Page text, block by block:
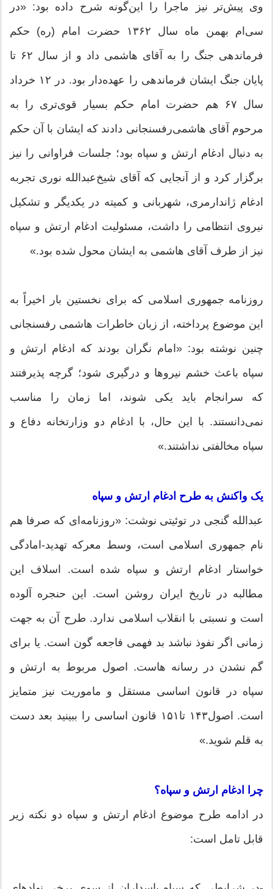
وی پیش‌تر نیز ماجرا را این‌گونه شرح داده بود: «در
سی‌ام بهمن ماه سال ۱۳۶۲ حضرت امام (ره) حکم
فرماندهی جنگ را به آقای هاشمی داد و از سال ۶۲ تا
پایان جنگ ایشان فرماندهی را عهده‌دار بود. در ۱۲ خرداد
سال ۶۷ هم حضرت امام حکم بسیار قوی‌تری را به
مرحوم آقای هاشمی‌رفسنجانی دادند که ایشان با آن حکم
به دنبال ادغام ارتش و سپاه بود؛ جلسات فراوانی را نیز
برگزار کرد و از آنجایی که آقای شیخ‌عبدالله نوری تجربه
ادغام ژاندارمری، شهربانی و کمیته در یکدیگر و تشکیل
نیروی انتظامی را داشت، مسئولیت ادغام ارتش و سپاه
نیز از طرف آقای هاشمی به ایشان محول شده بود.»
روزنامه جمهوری اسلامی که برای نخستین بار اخیراً به
این موضوع پرداخته، از زبان خاطرات هاشمی رفسنجانی
چنین نوشته بود: «امام نگران بودند که ادغام ارتش و
سپاه باعث خشم نیرو‌ها و درگیری شود؛ گرچه پذیرفتند
که سرانجام باید یکی شوند، اما زمان را مناسب
نمی‌دانستند. با این حال، با ادغام دو وزارتخانه دفاع و
سپاه مخالفتی نداشتند.»
یک واکنش به طرح ادغام ارتش و سپاه
عبدالله گنجی در توئیتی نوشت: «روزنامه‌ای که صرفا هم
نام جمهوری اسلامی است، وسط معرکه تهدید-امادگی
خواستار ادغام ارتش و سپاه شده است. اسلاف این
مطالبه در تاریخ ایران روشن است. این حنجره آلوده
است و نسبتی با انقلاب اسلامی ندارد. طرح آن به جهت
زمانی اگر نفوذ نباشد بد فهمی فاجعه گون است. یا برای
گم نشدن در رسانه هاست. اصول مربوط به ارتش و
سپاه در قانون اساسی مستقل و ماموریت نیز متمایز
است. اصول١۴٣ تا١۵١ قانون اساسی را ببینید بعد دست
به قلم شوید.»
چرا ادغام ارتش و سپاه؟
در ادامه طرح موضوع ادغام ارتش و سپاه دو نکته زیر
قابل تامل است: